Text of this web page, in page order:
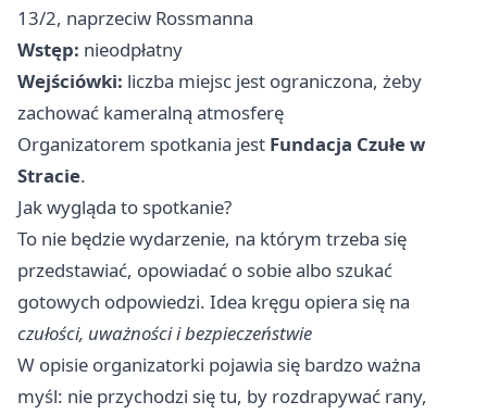
13/2, naprzeciw Rossmanna
Wstęp: nieodpłatny
Wejściówki: liczba miejsc jest ograniczona, żeby
zachować kameralną atmosferę
Organizatorem spotkania jest Fundacja Czułe w
Stracie.
Jak wygląda to spotkanie?
To nie będzie wydarzenie, na którym trzeba się
przedstawiać, opowiadać o sobie albo szukać
gotowych odpowiedzi. Idea kręgu opiera się na
czułości, uważności i bezpieczeństwie
W opisie organizatorki pojawia się bardzo ważna
myśl: nie przychodzi się tu, by rozdrapywać rany,